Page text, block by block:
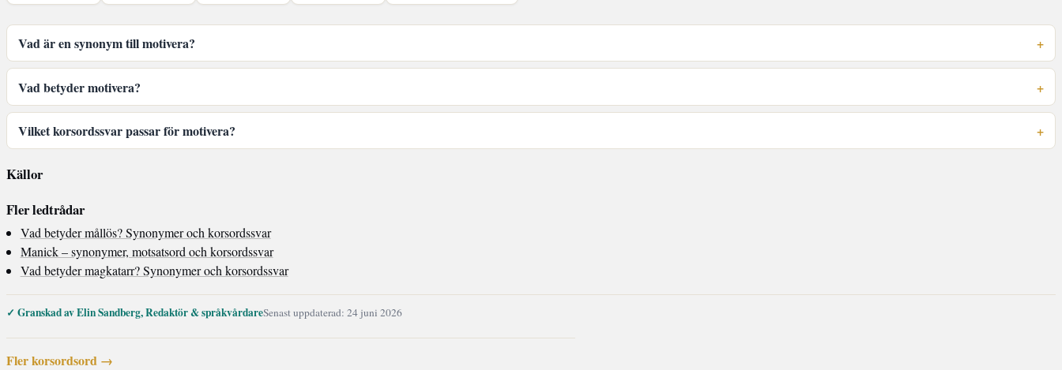
Vad är en synonym till motivera?
Vad betyder motivera?
Vilket korsordssvar passar för motivera?
Källor
Fler ledtrådar
Vad betyder mållös? Synonymer och korsordssvar
Manick – synonymer, motsatsord och korsordssvar
Vad betyder magkatarr? Synonymer och korsordssvar
✓ Granskad av Elin Sandberg, Redaktör & språkvårdareSenast uppdaterad: 24 juni 2026
Fler korsordsord →